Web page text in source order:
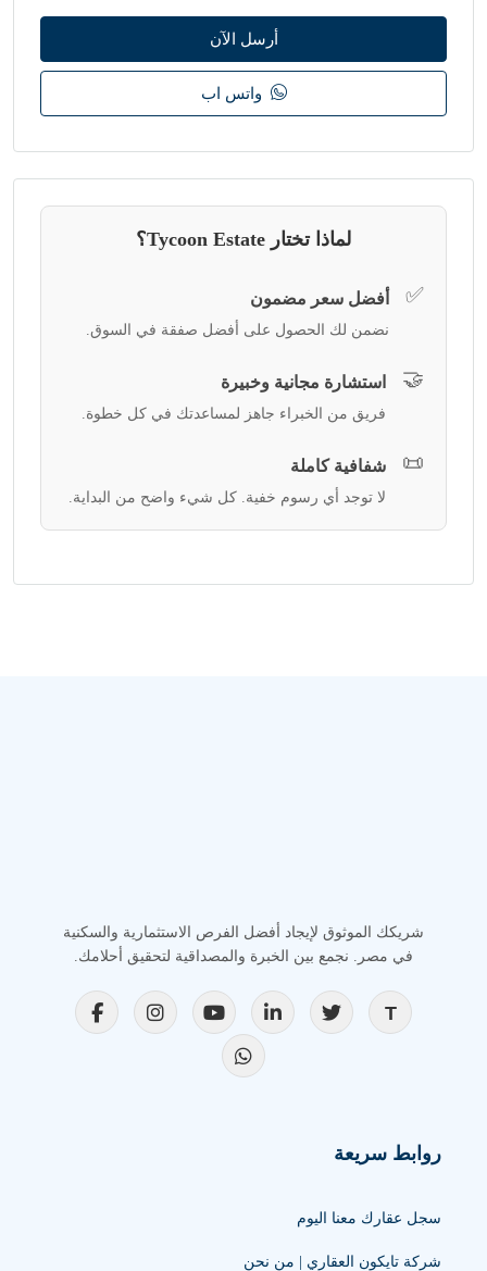
أرسل الآن
واتس اب
لماذا تختار Tycoon Estate؟
✅ أفضل سعر مضمون
نضمن لك الحصول على أفضل صفقة في السوق.
🤝 استشارة مجانية وخبيرة
فريق من الخبراء جاهز لمساعدتك في كل خطوة.
📜 شفافية كاملة
لا توجد أي رسوم خفية. كل شيء واضح من البداية.
شريكك الموثوق لإيجاد أفضل الفرص الاستثمارية والسكنية
في مصر. نجمع بين الخبرة والمصداقية لتحقيق أحلامك.
روابط سريعة
سجل عقارك معنا اليوم
شركة تايكون العقاري | من نحن